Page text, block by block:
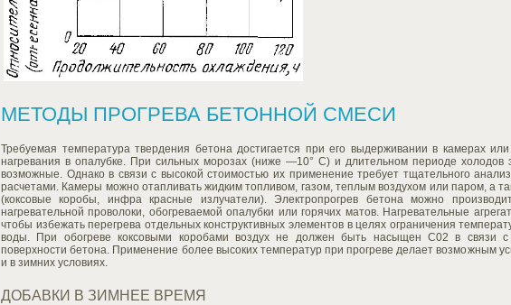
МЕТОДЫ ПРОГРЕВА БЕТОННОЙ СМЕСИ
Требуемая температура твердения бетона достигается при его выдерживании в камерах
нагревания в опалубке. При сильных морозах (ниже —10° С) и длительном периоде
возможные. Однако в связи с высокой стоимостью их применение требует тщательного
расчетами. Камеры можно отапливать жидким топливом, газом, теплым воздухом или паром, а
(коксовые коробы, инфра красные излучатели). Электропрогрев бетона можно
нагревательной проволоки, обогреваемой опалубки или горячих матов. Нагревательные
чтобы избежать перегрева отдельных конструктивных элементов в целях ограничения
воды. При обогреве коксовыми коробами воздух не должен быть насыщен С02 в связи с
поверхности бетона. Применение более высоких температур при прогреве делает возможным
и в зимних условиях.
ДОБАВКИ В ЗИМНЕЕ ВРЕМЯ